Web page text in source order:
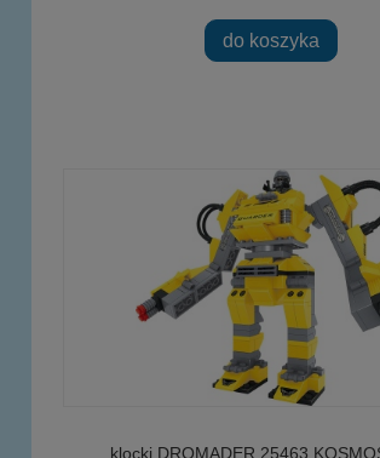
do koszyka
klocki DROMADER 25463